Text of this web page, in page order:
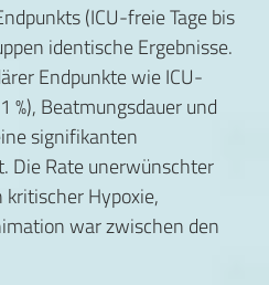
(ICU-freie Tage bis
identische Ergebnisse.
Endpunkte wie ICU-
%), Beatmungsdauer und
signifikanten
Die Rate unerwünschter
Hypoxie,
war zwischen den